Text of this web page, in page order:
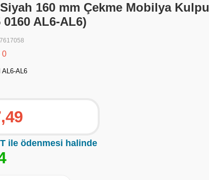
160 mm Çekme Mobilya Kulpu
0160 AL6-AL6)
0
AL6-AL6
ile ödenmesi halinde